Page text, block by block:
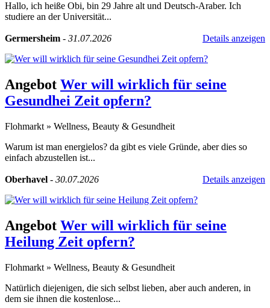
Hallo, ich heiße Obi, bin 29 Jahre alt und Deutsch-Araber. Ich
studiere an der Universität...
Germersheim - 31.07.2026 Details anzeigen
Angebot Wer will wirklich für seine
Gesundhei Zeit opfern?
Flohmarkt » Wellness, Beauty & Gesundheit
Warum ist man energielos? da gibt es viele Gründe, aber dies so
einfach abzustellen ist...
Oberhavel - 30.07.2026 Details anzeigen
Angebot Wer will wirklich für seine
Heilung Zeit opfern?
Flohmarkt » Wellness, Beauty & Gesundheit
Natürlich diejenigen, die sich selbst lieben, aber auch anderen, in
dem sie ihnen die kostenlose...